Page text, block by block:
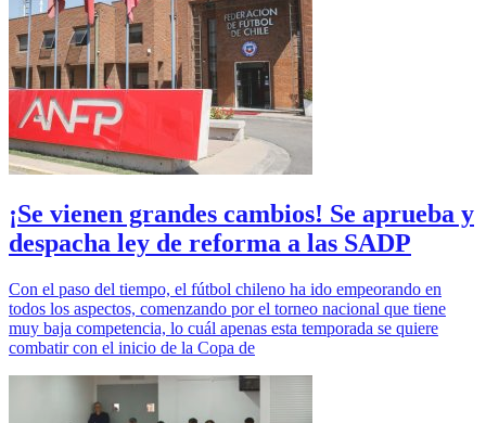
¡Se vienen grandes cambios! Se aprueba y
despacha ley de reforma a las SADP
Con el paso del tiempo, el fútbol chileno ha ido empeorando en
todos los aspectos, comenzando por el torneo nacional que tiene
muy baja competencia, lo cuál apenas esta temporada se quiere
combatir con el inicio de la Copa de